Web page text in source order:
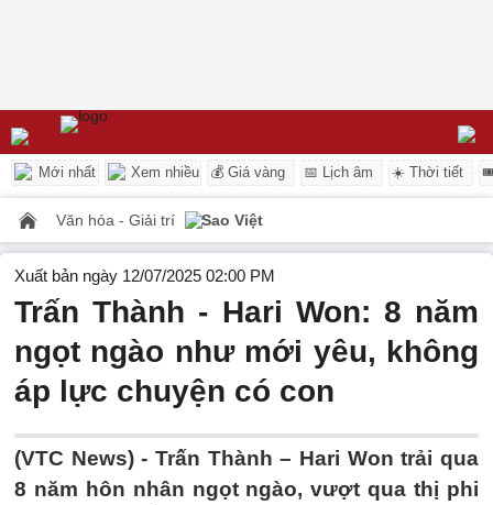
Mới nhất Xem nhiều 💰 Giá vàng 📅 Lịch âm ☀️ Thời tiết
Văn hóa - Giải trí Sao Việt
Xuất bản ngày 12/07/2025 02:00 PM
Trấn Thành - Hari Won: 8 năm
ngọt ngào như mới yêu, không
áp lực chuyện có con
(VTC News) - Trấn Thành – Hari Won trải qua
8 năm hôn nhân ngọt ngào, vượt qua thị phi